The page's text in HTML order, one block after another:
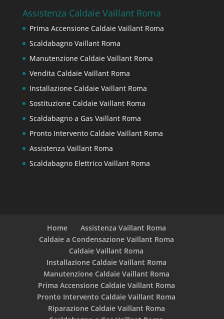
Assistenza Caldaie Vaillant Roma
Prima Accensione Caldaie Vaillant Roma
Scaldabagno Vaillant Roma
Manutenzione Caldaie Vaillant Roma
Vendita Caldaie Vaillant Roma
Installazione Caldaie Vaillant Roma
Sostituzione Caldaie Vaillant Roma
Scaldabagno a Gas Vaillant Roma
Pronto Intervento Caldaie Vaillant Roma
Assistenza Vaillant Roma
Scaldabagno Elettrico Vaillant Roma
Home
Assistenza Vaillant Roma
Caldaie a Condensazione Vaillant Roma
Caldaie Vaillant Roma
Installazione Caldaie Vaillant Roma
Manutenzione Caldaie Vaillant Roma
Prima Accensione Caldaie Vaillant Roma
Pronto Intervento Caldaie Vaillant Roma
Riparazione Caldaie Vaillant Roma